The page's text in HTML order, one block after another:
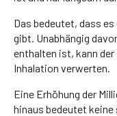
Das bedeutet, dass
gibt. Unabhängig
enthalten ist, kann
Inhalation verwerten.
Eine Erhöhung der
hinaus bedeutet